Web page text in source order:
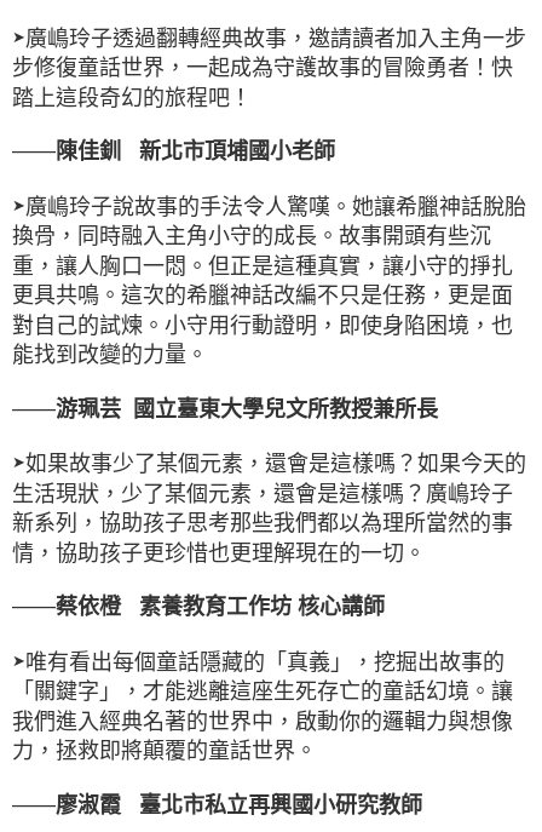
➤廣嶋玲子透過翻轉經典故事，邀請讀者加入主角一步
步修復童話世界，一起成為守護故事的冒險勇者！快
踏上這段奇幻的旅程吧！
——陳佳釧 新北市頂埔國小老師
➤廣嶋玲子說故事的手法令人驚嘆。她讓希臘神話脫胎
換骨，同時融入主角小守的成長。故事開頭有些沉
重，讓人胸口一悶。但正是這種真實，讓小守的掙扎
更具共鳴。這次的希臘神話改編不只是任務，更是面
對自己的試煉。小守用行動證明，即使身陷困境，也
能找到改變的力量。
——游珮芸 國立臺東大學兒文所教授兼所長
➤如果故事少了某個元素，還會是這樣嗎？如果今天的
生活現狀，少了某個元素，還會是這樣嗎？廣嶋玲子
新系列，協助孩子思考那些我們都以為理所當然的事
情，協助孩子更珍惜也更理解現在的一切。
——蔡依橙 素養教育工作坊 核心講師
➤唯有看出每個童話隱藏的「真義」，挖掘出故事的
「關鍵字」，才能逃離這座生死存亡的童話幻境。讓
我們進入經典名著的世界中，啟動你的邏輯力與想像
力，拯救即將顛覆的童話世界。
——廖淑霞 臺北市私立再興國小研究教師